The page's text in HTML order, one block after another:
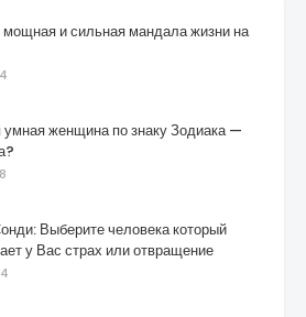
и сильная мандала жизни на
женщина по знаку Зодиака —
Выберите человека который
у Вас страх или отвращение